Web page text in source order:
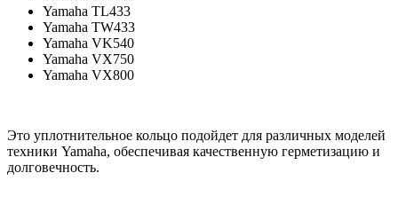
Yamaha TL433
Yamaha TW433
Yamaha VK540
Yamaha VX750
Yamaha VX800
Это уплотнительное кольцо подойдет для различных моделей
техники Yamaha, обеспечивая качественную герметизацию и
долговечность.